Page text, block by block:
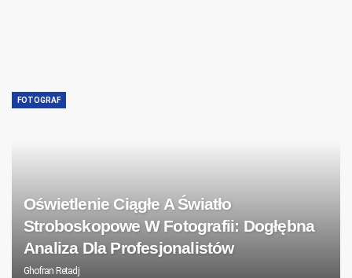
FOTOGRAF
Oświetlenie Ciągłe A Światło
Stroboskopowe W Fotografii: Dogłębna
Analiza Dla Profesjonalistów
Ghofran Retadj